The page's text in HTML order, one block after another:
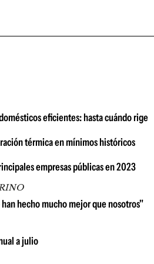
eficientes: hasta cuándo rige
térmica en mínimos históricos
empresas públicas en 2023
hecho mucho mejor que nosotros"
a julio